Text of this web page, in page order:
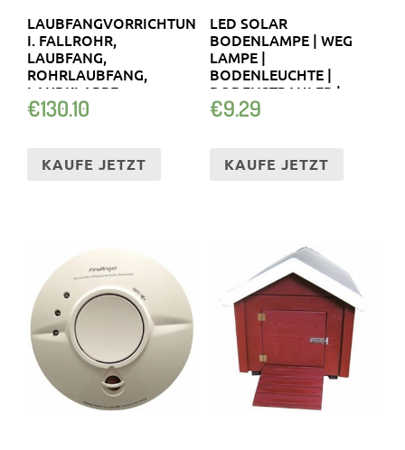
LAUBFANGVORRICHTUNG
I. FALLROHR,
LAUBFANG,
ROHRLAUBFANG,
LAUBKLAPPE
€130.10
KAUFE JETZT
LED SOLAR
BODENLAMPE | WEG
LAMPE |
BODENLEUCHTE |
BODENSTRAHLER |
SOLARLAMPE
€9.29
KAUFE JETZT